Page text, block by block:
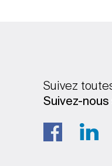
Suivez
Suivez-nous